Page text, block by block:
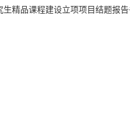
生精品课程建设立项项目结题报